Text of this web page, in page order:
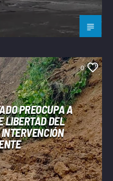
0
PREOCUPA A
LIBERTAD DEL